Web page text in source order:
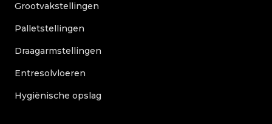
Grootvakstellingen
Palletstellingen
Draagarmstellingen
Entresolvloeren
Hygiënische opslag